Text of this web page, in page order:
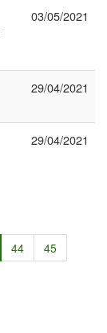
03/05/2021
29/04/2021
29/04/2021
44
45